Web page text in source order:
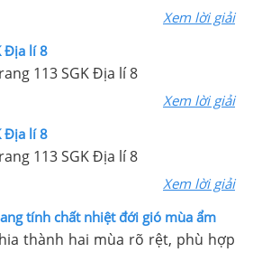
Xem lời giải
Địa lí 8
113 SGK Địa lí 8
Xem lời giải
Địa lí 8
113 SGK Địa lí 8
Xem lời giải
tính chất nhiệt đới gió mùa ẩm
thành hai mùa rõ rệt, phù hợp